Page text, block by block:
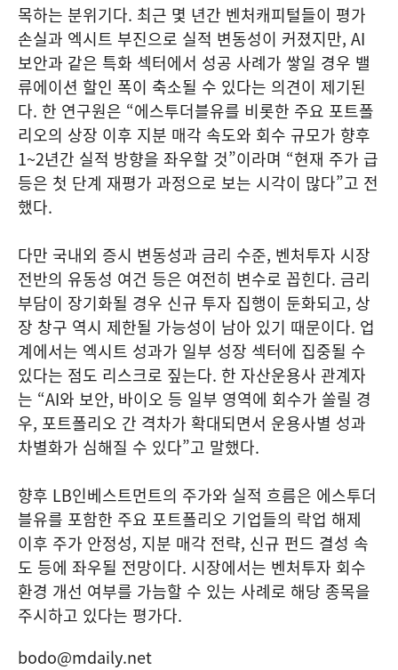
목하는 분위기다. 최근 몇 년간 벤처캐피털들이 평가
손실과 엑시트 부진으로 실적 변동성이 커졌지만, AI
보안과 같은 특화 섹터에서 성공 사례가 쌓일 경우 밸
류에이션 할인 폭이 축소될 수 있다는 의견이 제기된
다. 한 연구원은 “에스투더블유를 비롯한 주요 포트폴
리오의 상장 이후 지분 매각 속도와 회수 규모가 향후
1~2년간 실적 방향을 좌우할 것”이라며 “현재 주가 급
등은 첫 단계 재평가 과정으로 보는 시각이 많다”고 전
했다.
다만 국내외 증시 변동성과 금리 수준, 벤처투자 시장
전반의 유동성 여건 등은 여전히 변수로 꼽힌다. 금리
부담이 장기화될 경우 신규 투자 집행이 둔화되고, 상
장 창구 역시 제한될 가능성이 남아 있기 때문이다. 업
계에서는 엑시트 성과가 일부 성장 섹터에 집중될 수
있다는 점도 리스크로 짚는다. 한 자산운용사 관계자
는 “AI와 보안, 바이오 등 일부 영역에 회수가 쏠릴 경
우, 포트폴리오 간 격차가 확대되면서 운용사별 성과
차별화가 심해질 수 있다”고 말했다.
향후 LB인베스트먼트의 주가와 실적 흐름은 에스투더
블유를 포함한 주요 포트폴리오 기업들의 락업 해제
이후 주가 안정성, 지분 매각 전략, 신규 펀드 결성 속
도 등에 좌우될 전망이다. 시장에서는 벤처투자 회수
환경 개선 여부를 가늠할 수 있는 사례로 해당 종목을
주시하고 있다는 평가다.
bodo@mdaily.net